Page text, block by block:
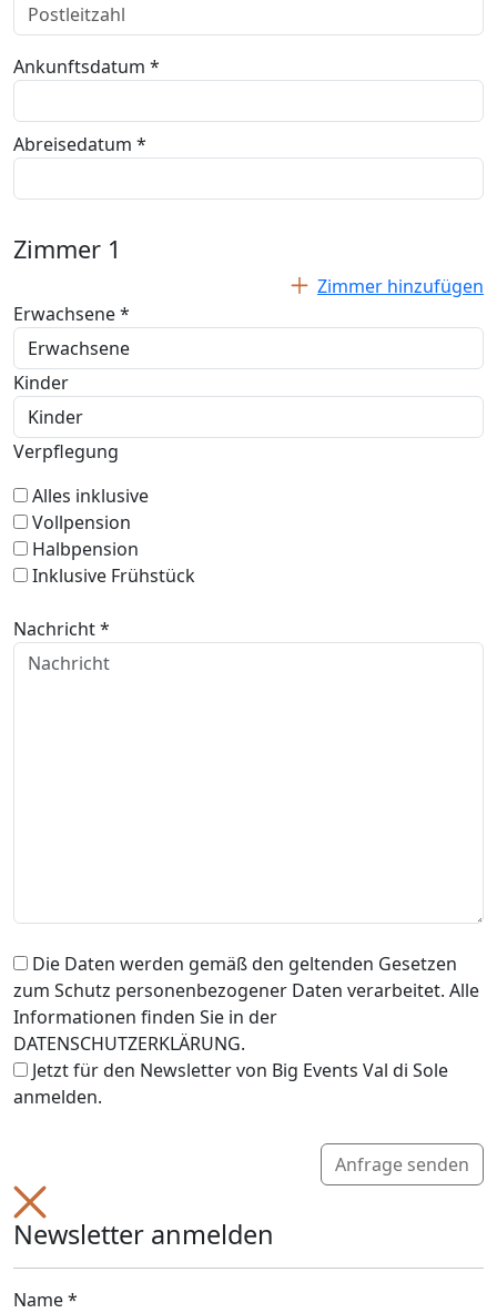
Ankunftsdatum *
Abreisedatum *
Zimmer 1
Zimmer hinzufügen
Erwachsene *
Kinder
Verpflegung
Alles inklusive
Vollpension
Halbpension
Inklusive Frühstück
Nachricht *
Die Daten werden gemäß den geltenden Gesetzen
zum Schutz personenbezogener Daten verarbeitet. Alle
Informationen finden Sie in der
DATENSCHUTZERKLÄRUNG.
Jetzt für den Newsletter von Big Events Val di Sole
anmelden.
Anfrage senden
Newsletter anmelden
Name *